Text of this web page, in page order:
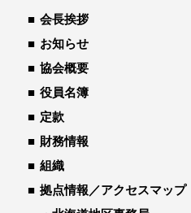
会長挨拶
お知らせ
協会概要
役員名簿
定款
財務情報
組織
拠点情報／アクセスマップ